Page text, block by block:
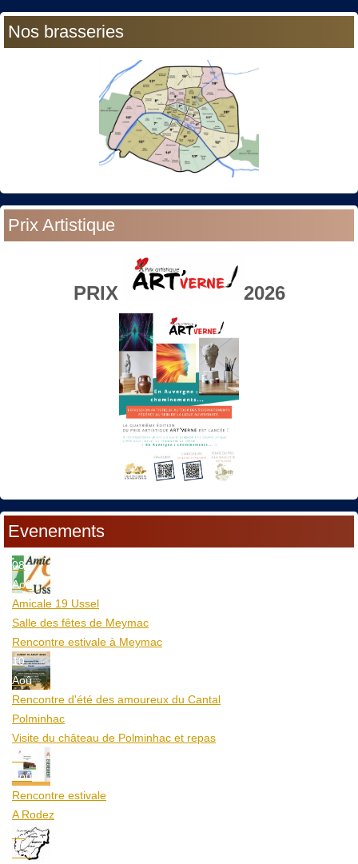
Nos brasseries
Prix Artistique
PRIX 2026
Evenements
08
Aoû
Amicale 19 Ussel
Salle des fêtes de Meymac
Rencontre estivale à Meymac
10
Aoû
Rencontre d'été des amoureux du Cantal
Polminhac
Visite du château de Polminhac et repas
12
Aoû
Rencontre estivale
A Rodez
23
Aoû